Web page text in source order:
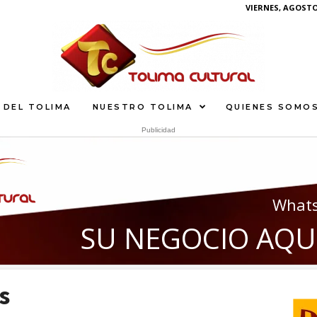
VIERNES,
DEL TOLIMA NUESTRO TOLIMA QUIENES
Publicidad
SU NEGOCIO AQU